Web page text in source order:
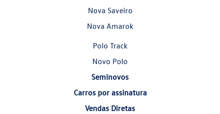
Nova Saveiro
Nova Amarok
Polo Track
Novo Polo
Seminovos
Carros por assinatura
Vendas Diretas